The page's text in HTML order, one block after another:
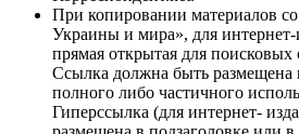
При копировании материалов
Украины и мира», для интернет-
прямая открытая для поисковых
Ссылка должна быть размещена
полного либо частичного
Гиперссылка (для интернет-